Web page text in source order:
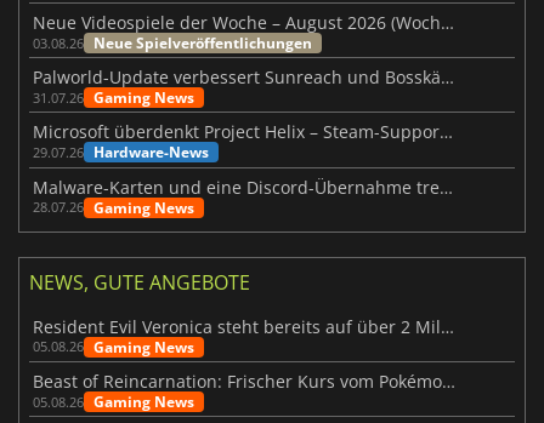
Neue Videospiele der Woche – August 2026 (Woche 32)
03.08.26 Neue Spielveröffentlichungen
Palworld-Update verbessert Sunreach und Bosskämpfe deutlich
31.07.26 Gaming News
Microsoft überdenkt Project Helix – Steam-Support gefährdet
29.07.26 Hardware-News
Malware-Karten und eine Discord-Übernahme treffen Meccha Chameleon
28.07.26 Gaming News
NEWS, GUTE ANGEBOTE
Resident Evil Veronica steht bereits auf über 2 Millionen Wunschlisten
05.08.26 Gaming News
Beast of Reincarnation: Frischer Kurs vom Pokémon-Studio
05.08.26 Gaming News